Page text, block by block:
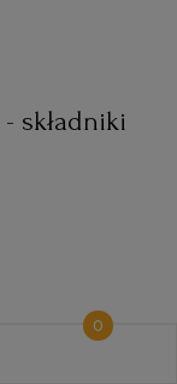
składniki
0